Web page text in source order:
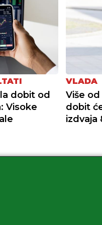
dobit od
Visoke
VLADA
Više
dobit
izdvaja